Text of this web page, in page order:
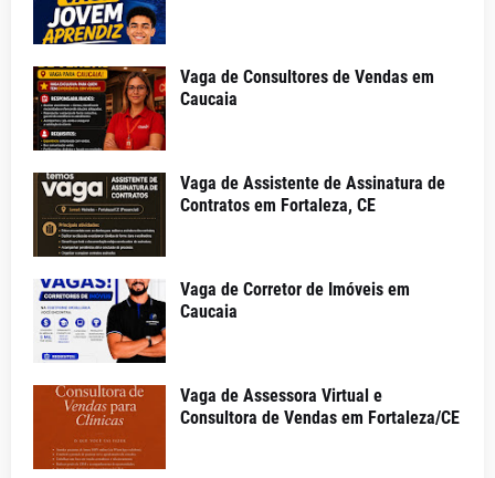
Vaga de Consultores de Vendas em
Caucaia
Vaga de Assistente de Assinatura de
Contratos em Fortaleza, CE
Vaga de Corretor de Imóveis em
Caucaia
Vaga de Assessora Virtual e
Consultora de Vendas em Fortaleza/CE